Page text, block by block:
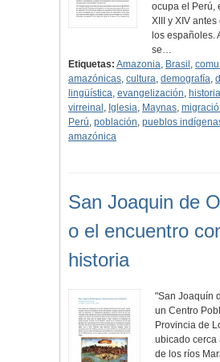
ocupa el Perú,
XIII y XIV
los españoles.
se…
Etiquetas: Amazonia, Brasil ,
amazónicas, cultura, demografía,
lingüística, evangelización, historia
virreinal , Iglesia, Maynas,
Perú, población, pueblos
amazónica
San Joaquin de
o el encuentro
historia
"San Joaquín
un Centro
Provincia de
ubicado cerca
de los ríos